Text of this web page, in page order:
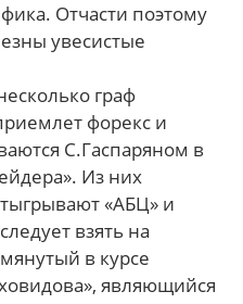
Отчасти поэтому
увесистые
граф
форекс и
С.Гаспаряном в
Из них
«АБЦ» и
взять на
в курсе
являющийся